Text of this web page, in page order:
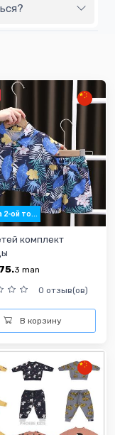
2-ой то...
комплект
3 man
0 отзыв(ов)
В корзину